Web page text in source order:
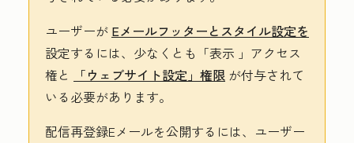
ユーザーが Eメールフッターとスタイル設定を
設定するには、少なくとも 「表示 」アクセス
権と
「ウェブサイト設定」権限 が付与されて
いる必要があります。
配信再登録Eメールを公開するには、ユーザー